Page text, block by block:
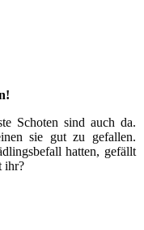
Schoten sind auch da.
sie gut zu gefallen.
hatten, gefällt
ihr?